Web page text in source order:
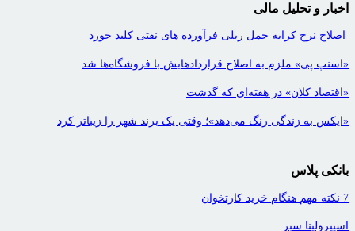
اخبار و تحلیل مالی
اصلاح نرخ کرایه حمل ریلی فرآورده های نفتی کلید خورد
«اسنپ پی» ملزم به اصلاح قراردادهایش با فروشگاه‌ها شد
«اقتصاد کلان» در هفته‌ای که گذشت
«ایکس به زندگی رنگ می‌دهد»؛ وقتی یک برند شهر را زیباتر کرد
بانکی پلاس
7 نکته مهم هنگام خرید کارتخوان
اسپیرولینا سبز